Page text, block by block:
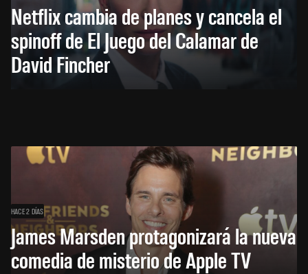
Netflix cambia de planes y cancela el
spinoff de El Juego del Calamar de
David Fincher
HACE 2 DÍAS
James Marsden protagonizará la nueva
comedia de misterio de Apple TV